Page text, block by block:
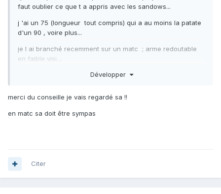
faut oublier ce que t a appris avec les sandows...
j 'ai un 75 (longueur tout compris) qui a au moins la patate
d'un 90 , voire plus...
je l ai branché recemment sur un matc ; arme redoutable
en faible visi....
regarde sur des anciens sujets, ils y a plein de debats pro
Développer
merci du conseille je vais regardé sa !!
en matc sa doit être sympas
Citer